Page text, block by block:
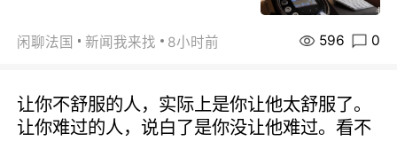
闲聊法国 新闻我来找 8小时前 596 0
让你不舒服的人，实际上是你让他太舒服了。
让你难过的人，说白了是你没让他难过。看不